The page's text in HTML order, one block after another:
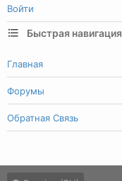
Войти
Быстрая навигация
Главная
Форумы
Обратная Связь